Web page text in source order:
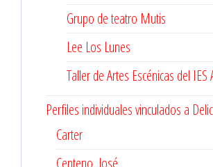
Grupo de teatro Mutis
Lee Los Lunes
Taller de Artes Escénicas del IES
Perfiles individuales vinculados a
Carter
Centeno, José